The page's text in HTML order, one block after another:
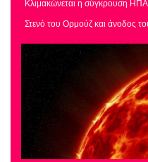
Κλιμακώνεται η σύγκρουση
Στενό του Ορμούζ και άνοδος